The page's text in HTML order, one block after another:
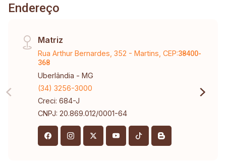
Endereço
Matriz
Rua Arthur Bernardes, 352 - Martins, CEP:38400-
368
Uberlândia - MG
(34) 3256-3000
Creci: 684-J
CNPJ: 20.869.012/0001-64